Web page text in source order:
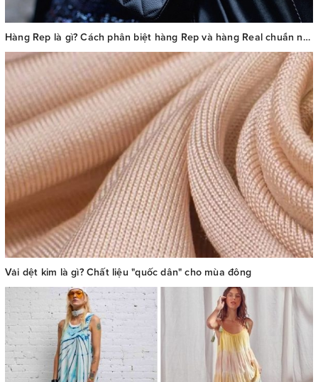
Hàng Rep là gì? Cách phân biệt hàng Rep và hàng Real chuẩn nhất
Vải dệt kim là gì? Chất liệu "quốc dân" cho mùa đông